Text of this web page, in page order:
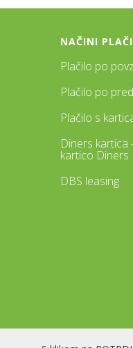
NAČINI
Plačilo po
Plačilo po
Plačilo s
Diners kartica
kartico Diners
DBS leasing